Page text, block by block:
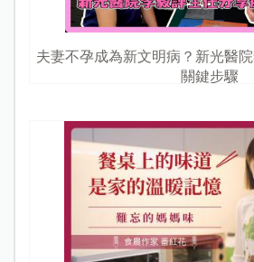
夫妻不孕成為新文明病？新光醫
關鍵步驟